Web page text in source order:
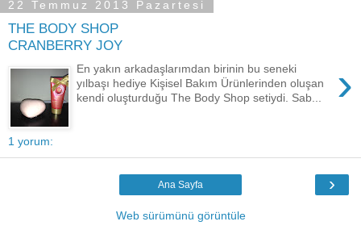
22 Temmuz 2013 Pazartesi
THE BODY SHOP
CRANBERRY JOY
›
En yakın arkadaşlarımdan birinin bu seneki
yılbaşı hediye Kişisel Bakım Ürünlerinden oluşan
kendi oluşturduğu The Body Shop setiydi. Sab...
1 yorum:
›
Ana Sayfa
Web sürümünü görüntüle